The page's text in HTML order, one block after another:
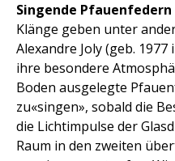
Singende Pfauenfedern
Klänge geben unter
Alexandre Joly (geb.
ihre besondere
Boden ausgelegte
zu«singen», sobald die
die Lichtimpulse der
Raum in den zweiten